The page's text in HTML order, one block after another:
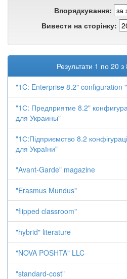
Впорядкування:
Вивести на сторінку:
Результати 1 по 20
"1C: Enterprise 8.2" configuration
"1С: Предприятие 8.2"
для Украины"
"1С:Підприємство 8.2
для України"
"Avant-Garde" magazine
"Erasmus Mundus"
"flipped classroom"
"hybrid" literature
"NOVA POSHTA" LLC
"standard-cost"